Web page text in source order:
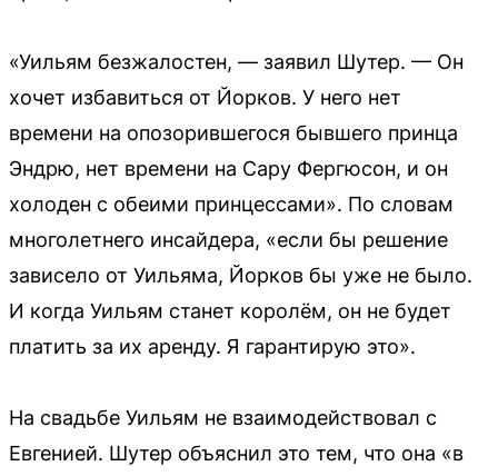
«Уильям безжалостен, — заявил Шутер. — Он
хочет избавиться от Йорков. У него нет
времени на опозорившегося бывшего принца
Эндрю, нет времени на Сару Фергюсон, и он
холоден с обеими принцессами». По словам
многолетнего инсайдера, «если бы решение
зависело от Уильяма, Йорков бы уже не было.
И когда Уильям станет королём, он не будет
платить за их аренду. Я гарантирую это».
На свадьбе Уильям не взаимодействовал с
Евгенией. Шутер объяснил это тем, что она «в